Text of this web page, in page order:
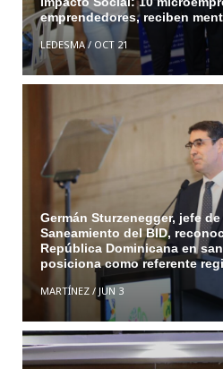
emprendedores, reciben
LEDESMA/ OCT 21
Germán Sturzenegger, jefe
Saneamiento del BID,
República Dominicana en
posiciona como referente
MARTÍNEZ/ JUN 3